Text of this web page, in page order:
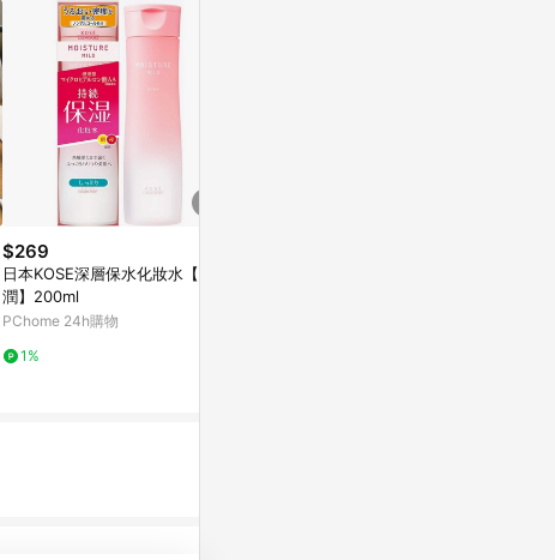
$269
日本KOSE深層保水化妝水【滋
潤】200ml
PChome 24h購物
1%